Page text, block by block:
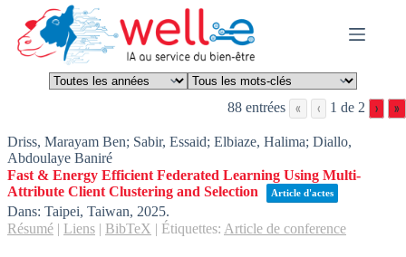
content
88 entrées « ‹ 1 de 2 › »
Driss, Marayam Ben; Sabir, Essaid; Elbiaze, Halima; Diallo,
Abdoulaye Baniré
Fast & Energy Efficient Federated Learning Using Multi-
Attribute Client Clustering and Selection
Article d'actes
Dans: Taipei, Taiwan, 2025.
Résumé | Liens | BibTeX | Étiquettes: Article de conference